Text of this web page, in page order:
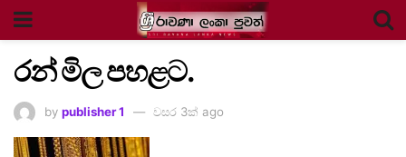
රන් මිල පහළට.
by publisher 1 වසර 3ක් ago